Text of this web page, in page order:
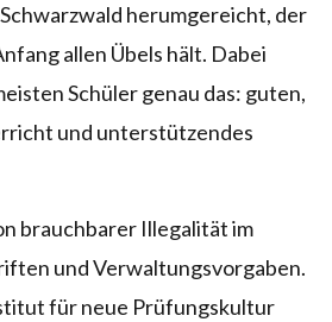
herumgereicht, der
allen Übels hält. Dabei
Schüler genau das: guten,
und unterstützendes
brauchbarer Illegalität im
und Verwaltungsvorgaben.
für neue Prüfungskultur